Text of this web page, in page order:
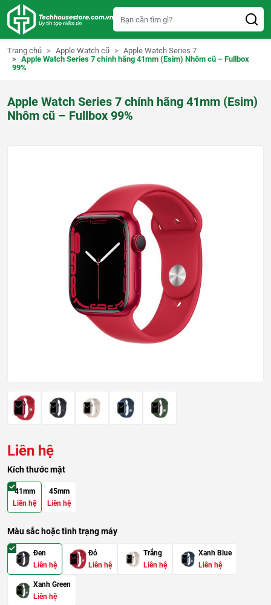
Trang chủ Apple Watch cũ
Apple Watch Series 7
Apple Watch Series 7 chính hãng 41mm (Esim) Nhôm cũ – Fullbox
99%
Apple Watch Series 7 chính hãng 41mm (Esim)
Nhôm cũ – Fullbox 99%
Liên hệ
Kích thước mặt
41mm
Liên hệ
45mm
Liên hệ
Màu sắc hoặc tình trạng máy
Đen
Liên hệ
Đỏ
Liên hệ
Trắng
Liên hệ
Xanh Blue
Liên hệ
Xanh Green
Liên hệ